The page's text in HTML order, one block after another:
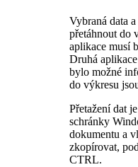
Vybraná data
přetáhnout do
aplikace musí
Druhá
bylo možné
do výkresu
Přetažení dat
schránky
dokumentu a
zkopírovat,
CTRL.